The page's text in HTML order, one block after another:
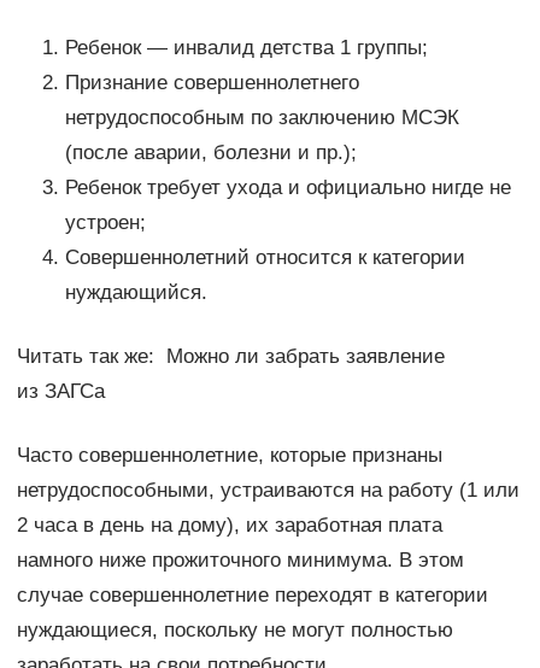
Ребенок — инвалид детства 1 группы;
Признание совершеннолетнего
нетрудоспособным по заключению МСЭК
(после аварии, болезни и пр.);
Ребенок требует ухода и официально нигде не
устроен;
Совершеннолетний относится к категории
нуждающийся.
Читать так же: ​​​Можно ли забрать заявление
из ЗАГСа
Часто совершеннолетние, которые признаны
нетрудоспособными, устраиваются на работу (1 или
2 часа в день на дому), их заработная плата
намного ниже прожиточного минимума. В этом
случае совершеннолетние переходят в категории
нуждающиеся, поскольку не могут полностью